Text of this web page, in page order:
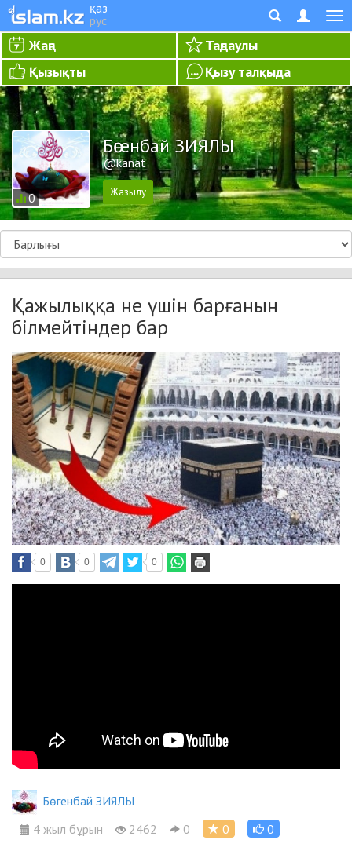
қаз
рус
Жаңа
Таңдаулы
Қызықты
Қызу талқыда
0
Бөгенбай ЗИЯЛЫ
@kanat
Қажылыққа не үшін барғанын
білмейтіндер бар
0 0 0
Бөгенбай ЗИЯЛЫ
4 жыл бұрын
2462 0 0 0